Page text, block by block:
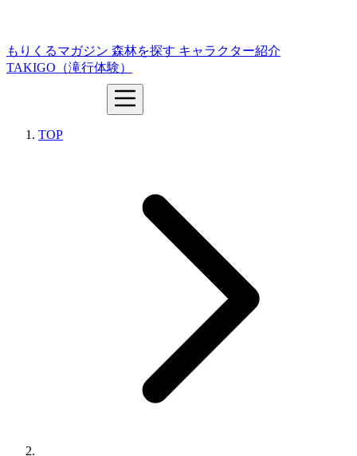
もりくるマガジン 森林を探す キャラクター紹介
TAKIGO（滝行体験）
TOP